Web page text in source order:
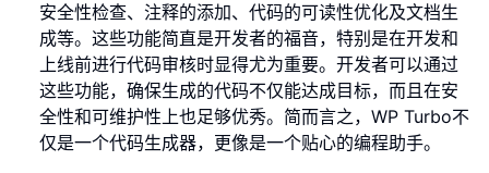
安全性检查、注释的添加、代码的可读性优化及文档生
成等。这些功能简直是开发者的福音，特别是在开发和
上线前进行代码审核时显得尤为重要。开发者可以通过
这些功能，确保生成的代码不仅能达成目标，而且在安
全性和可维护性上也足够优秀。简而言之，WP Turbo不
仅是一个代码生成器，更像是一个贴心的编程助手。